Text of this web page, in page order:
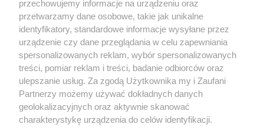
Kultura
X Facebook Instagram Youtube
przechowujemy informacje na urządzeniu oraz
przetwarzamy dane osobowe, takie jak unikalne
identyfikatory, standardowe informacje wysyłane przez
urządzenie czy dane przeglądania w celu zapewniania
spersonalizowanych reklam, wybór spersonalizowanych
treści, pomiar reklam i treści, badanie odbiorców oraz
ulepszanie usług. Za zgodą Użytkownika my i Zaufani
Partnerzy możemy używać dokładnych danych
geolokalizacyjnych oraz aktywnie skanować
charakterystykę urządzenia do celów identyfikacji.